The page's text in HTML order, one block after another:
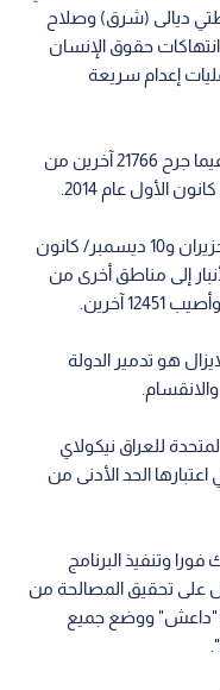
ديالى (شرق) وصلاح
حقوق الإنسان
إعدام سريعة
وأضافت أن 11602 مدنيا على الأقل قتلوا فيما جرح 21766 آخرين من
وبين التقرير أنه خلال الفترة بين 1 يونيو/ حزيران و10 ديسمبر/ كانون
من الأنبار إلى مناطق أخرى من
هو تدمير الدولة
للعراق نيكولاي
الحد الأدنى من
وتنفيذ البرنامج
على تحقيق المصالحة من
"داعش" ووضع جميع